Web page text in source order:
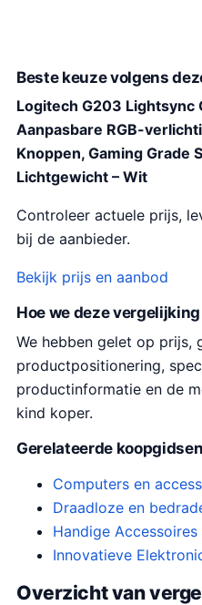
Beste keuze volgens
Logitech G203 Lightsync
Aanpasbare RGB-
Knoppen, Gaming Grade
Lichtgewicht – Wit
Controleer actuele prijs,
bij de aanbieder.
Bekijk prijs en aanbod
Hoe we deze
We hebben gelet op prijs,
productpositionering,
productinformatie en de
kind koper.
Gerelateerde
Computers en
Draadloze en
Handige
Innovatieve
Overzicht van